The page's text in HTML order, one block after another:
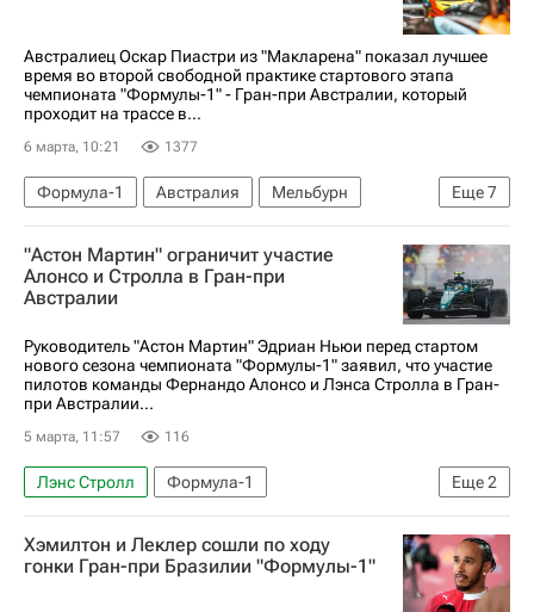
Макларен
Австралиец Оскар Пиастри из "Макларена" показал лучшее
время во второй свободной практике стартового этапа
чемпионата "Формулы-1" - Гран-при Австралии, который
проходит на трассе в...
6 марта, 10:21 1377
Еще7
Формула-1 Австралия
Мельбурн
Оскар Пиастри
Джордж Расселл
Мерседес
Астон Мартин
Фернандо Алонсо
"Астон Мартин" ограничит участие
Алонсо и Стролла в Гран-при
Австралии
Руководитель "Астон Мартин" Эдриан Ньюи перед стартом
нового сезона чемпионата "Формулы-1" заявил, что участие
пилотов команды Фернандо Алонсо и Лэнса Стролла в Гран-
при Австралии...
5 марта, 11:57 116
Еще2
Лэнс Стролл
Формула-1
Фернандо Алонсо
Астон Мартин
Хэмилтон и Леклер сошли по ходу
гонки Гран-при Бразилии "Формулы-1"